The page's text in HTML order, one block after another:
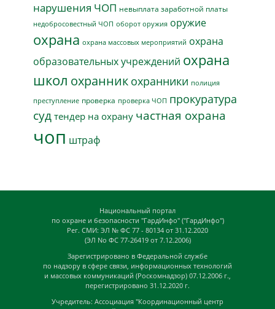
нарушения ЧОП невыплата заработной платы
недобросовестный ЧОП оборот оружия оружие
охрана охрана массовых мероприятий охрана
образовательных учреждений охрана
школ охранник охранники полиция
преступление проверка проверка ЧОП прокуратура
суд тендер на охрану частная охрана
чоп штраф
Национальный портал
по охране и безопасности "ГардИнфо" ("ГардИнфо")
Рег. СМИ: ЭЛ № ФС 77 - 80134 от 31.12.2020
(ЭЛ No ФС 77-26419 от 7.12.2006)
Зарегистрировано в Федеральной службе
по надзору в сфере связи, информационных технологий
и массовых коммуникаций (Роскомнадзор) 07.12.2006 г.,
перегистрировано 31.12.2020 г.
Учредитель: Ассоциация "Координационный центр